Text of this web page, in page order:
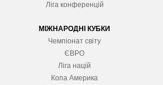
Ліга конференцій
МІЖНАРОДНІ КУБКИ
Чемпіонат світу
ЄВРО
Ліга націй
Копа Америка